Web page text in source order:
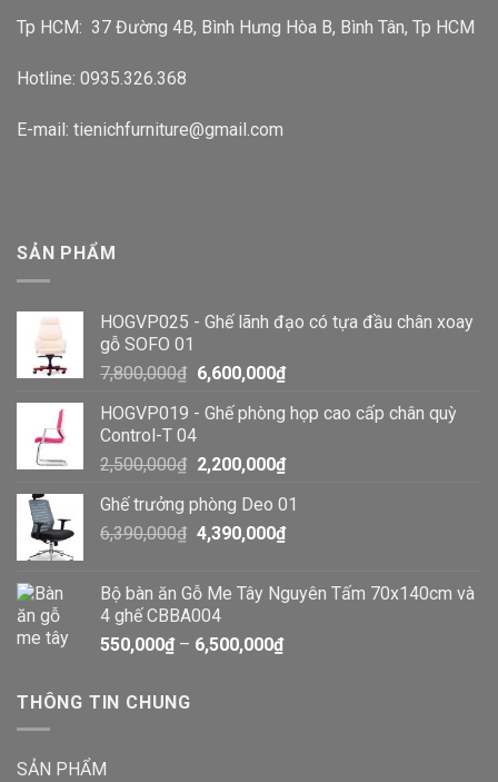
Tp HCM: 37 Đường 4B, Bình Hưng Hòa B, Bình Tân, Tp HCM
Hotline: 0935.326.368
E-mail: tienichfurniture@gmail.com
SẢN PHẨM
HOGVP025 - Ghế lãnh đạo có tựa đầu chân xoay
gỗ SOFO 01
7,800,000₫ 6,600,000₫
HOGVP019 - Ghế phòng họp cao cấp chân quỳ
Control-T 04
2,500,000₫ 2,200,000₫
Ghế trưởng phòng Deo 01
6,390,000₫ 4,390,000₫
Bộ bàn ăn Gỗ Me Tây Nguyên Tấm 70x140cm và
4 ghế CBBA004
550,000₫– 6,500,000₫
THÔNG TIN CHUNG
SẢN PHẨM